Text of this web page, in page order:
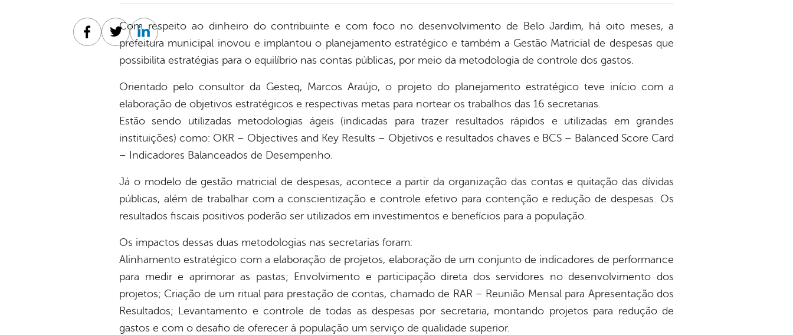
Com respeito ao dinheiro do contribuinte e com foco no desenvolvimento de Belo Jardim, há oito meses, a
prefeitura municipal inovou e implantou o planejamento estratégico e também a Gestão Matricial de despesas que
possibilita estratégias para o equilíbrio nas contas públicas, por meio da metodologia de controle dos gastos.
Orientado pelo consultor da Gesteq, Marcos Araújo, o projeto do planejamento estratégico teve início com a
elaboração de objetivos estratégicos e respectivas metas para nortear os trabalhos das 16 secretarias.
Estão sendo utilizadas metodologias ágeis (indicadas para trazer resultados rápidos e utilizadas em grandes
instituições) como: OKR – Objectives and Key Results – Objetivos e resultados chaves e BCS – Balanced Score Card
– Indicadores Balanceados de Desempenho.
Já o modelo de gestão matricial de despesas, acontece a partir da organização das contas e quitação das dívidas
públicas, além de trabalhar com a conscientização e controle efetivo para contenção e redução de despesas. Os
resultados fiscais positivos poderão ser utilizados em investimentos e benefícios para a população.
Os impactos dessas duas metodologias nas secretarias foram:
Alinhamento estratégico com a elaboração de projetos, elaboração de um conjunto de indicadores de performance
para medir e aprimorar as pastas; Envolvimento e participação direta dos servidores no desenvolvimento dos
projetos; Criação de um ritual para prestação de contas, chamado de RAR – Reunião Mensal para Apresentação dos
Resultados; Levantamento e controle de todas as despesas por secretaria, montando projetos para redução de
gastos e com o desafio de oferecer à população um serviço de qualidade superior.
Facebook
TwitterLinkedin